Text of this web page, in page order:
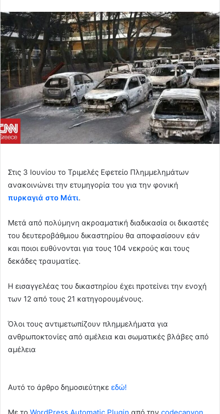
email
Στις 3 Ιουνίου το Τριμελές Εφετείο Πλημμελημάτων
ανακοινώνει την ετυμηγορία του για την φονική
πυρκαγιά στο Μάτι.
Μετά από πολύμηνη ακροαματική διαδικασία οι δικαστές
του δευτεροβάθμιου δικαστηρίου θα αποφασίσουν εάν
και ποιοι ευθύνονται για τους 104 νεκρούς και τους
δεκάδες τραυματίες.
Η εισαγγελέας του δικαστηρίου έχει προτείνει την ενοχή
των 12 από τους 21 κατηγορουμένους.
Όλοι τους αντιμετωπίζουν πλημμελήματα για
ανθρωποκτονίες από αμέλεια και σωματικές βλάβες από
αμέλεια
Αυτό το άρθρο δημοσιεύτηκε εδώ!
Με το WordPress Automatic Plugin από την codecanyon